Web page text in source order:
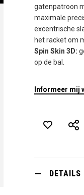
gatenpatroon
maximale
excentrische
het racket om
Spin Skin 3D:
op de bal.
Informeer mij
DETAILS